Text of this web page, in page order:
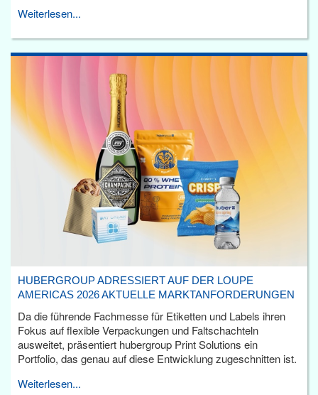
Weiterlesen...
HUBERGROUP ADRESSIERT AUF DER LOUPE
AMERICAS 2026 AKTUELLE MARKTANFORDERUNGEN
Da die führende Fachmesse für Etiketten und Labels ihren
Fokus auf flexible Verpackungen und Faltschachteln
ausweitet, präsentiert hubergroup Print Solutions ein
Portfolio, das genau auf diese Entwicklung zugeschnitten ist.
Weiterlesen...